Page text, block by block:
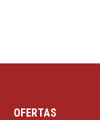
OFERTAS